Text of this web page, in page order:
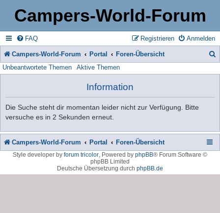
Campers-World-Forum
FAQ Anmelden
Registrieren
Campers-World-Forum Portal Foren-Übersicht
Unbeantwortete Themen Aktive Themen
Information
Die Suche steht dir momentan leider nicht zur Verfügung. Bitte
versuche es in 2 Sekunden erneut.
Campers-World-Forum Portal Foren-Übersicht
Style developer by forum tricolor, Powered by phpBB® Forum Software ©
phpBB Limited
Deutsche Übersetzung durch phpBB.de